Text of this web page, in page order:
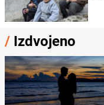
/ Izdvojeno